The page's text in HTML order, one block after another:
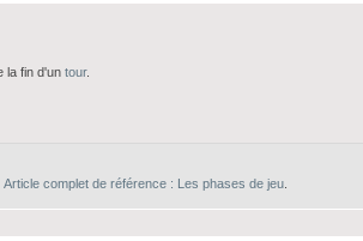
la fin d'un tour.
Article complet de référence : Les phases de jeu.